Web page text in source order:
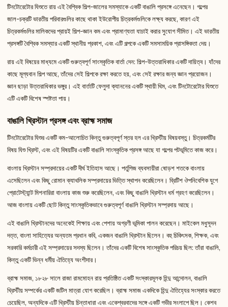
টিনটোরেটোর যিশুতে রায় এই বৈশ্বিক শিল্প-জালের সমস্যাকে একটি বাঙালি প্রসঙ্গে এনেছেন। গল্পের
জাল-চক্রটি ভারতীয় পরিবারগুলির কাছে থাকা ইউরোপীয় চিত্রকর্মগুলিকে লক্ষ্য করছে, কারণ এই
চিত্রকর্মগুলির মালিকদের প্রায়ই শিল্প-জ্ঞান কম এবং প্রামাণ্যতা যাচাই করার সুযোগ সীমিত। এই ভারতীয়
প্রসঙ্গটি বৈশ্বিক সমস্যার একটি স্থানীয় প্রকাশ, এবং এটি গল্পকে একটি সমসাময়িক প্রাসঙ্গিকতা দেয়।
রায় এই বিষয়ের মাধ্যমে একটি গুরুত্বপূর্ণ সাংস্কৃতিক বার্তা দেন: শিল্প-উত্তরাধিকার একটি দায়িত্ব। যাঁদের
কাছে মূল্যবান শিল্প আছে, তাঁদের সেই শিল্পকে রক্ষা করতে হয়, এবং সেই রক্ষার জন্য জ্ঞান প্রয়োজন।
জ্ঞান ছাড়া উত্তরাধিকার ভঙ্গুর। এই বার্তাটি ফেলুদা ক্যাননের একটি স্থায়ী থিম, এবং টিনটোরেটোর যিশুতে
এটি একটি বিশেষ স্পষ্টতা পায়।
বাঙালি খ্রিস্টান প্রসঙ্গ এবং ব্রাহ্ম সমাজ
টিনটোরেটোর যিশুর একটি কম-আলোচিত কিন্তু গুরুত্বপূর্ণ স্তর হল এর খ্রিস্টীয় বিষয়বস্তু। চিত্রকর্মটির
বিষয় যিশু খ্রিস্ট, এবং এই বিষয়টির একটি বাঙালি সাংস্কৃতিক প্রসঙ্গ আছে যা গল্পের পটভূমিতে কাজ করে।
বাংলায় খ্রিস্টান সম্প্রদায়ের একটি দীর্ঘ ইতিহাস আছে। পর্তুগিজ ব্যবসায়ীরা ষোড়শ শতকে বাংলায়
এসেছিলেন এবং কিছু রোমান ক্যাথলিক সম্প্রদায়ের ভিত্তি স্থাপন করেছিলেন। ব্রিটিশ ঔপনিবেশিক যুগে
প্রোটেস্ট্যান্ট মিশনারিরা বাংলায় কাজ শুরু করেছিলেন, এবং কিছু বাঙালি খ্রিস্টান ধর্ম গ্রহণ করেছিলেন।
আজ বাংলায় একটি ছোট কিন্তু সাংস্কৃতিকভাবে গুরুত্বপূর্ণ বাঙালি খ্রিস্টান সম্প্রদায় আছে।
এই বাঙালি খ্রিস্টানদের অনেকেই শিক্ষায় এবং পেশায় অগ্রণী ভূমিকা পালন করেছেন। মাইকেল মধুসূদন
দত্ত, বাংলা সাহিত্যের অন্যতম প্রধান কবি, একজন বাঙালি খ্রিস্টান ছিলেন। বহু চিকিৎসক, শিক্ষক, এবং
সরকারি কর্মচারী এই সম্প্রদায়ের সদস্য ছিলেন। তাঁদের একটি বিশেষ সাংস্কৃতিক পরিচয় ছিল: তাঁরা বাঙালি,
কিন্তু একটি ভিন্ন ধর্মীয় ঐতিহ্যে অংশীদার।
ব্রাহ্ম সমাজ, ১৮২৮ সালে রাজা রামমোহন রায় প্রতিষ্ঠিত একটি সংস্কারমূলক হিন্দু আন্দোলন, বাঙালি
খ্রিস্টীয় সম্পর্কের একটি জটিল মাত্রা যোগ করেছিল। ব্রাহ্ম সমাজ একদিকে হিন্দু ঐতিহ্যের সংস্কার করতে
চেয়েছিল, অন্যদিকে এটি খ্রিস্টীয় চিন্তাধারা এবং একেশ্বরবাদের সঙ্গে একটি গভীর সংলাপে ছিল। কেশব